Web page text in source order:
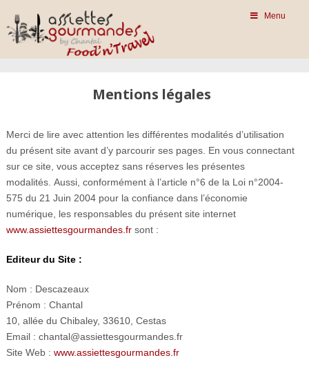
Menu
Mentions légales
Merci de lire avec attention les différentes modalités d’utilisation
du présent site avant d’y parcourir ses pages. En vous connectant
sur ce site, vous acceptez sans réserves les présentes
modalités. Aussi, conformément à l’article n°6 de la Loi n°2004-
575 du 21 Juin 2004 pour la confiance dans l’économie
numérique, les responsables du présent site internet
www.assiettesgourmandes.frsont :
Editeur du Site :
Nom : Descazeaux
Prénom : Chantal
10, allée du Chibaley, 33610, Cestas
Email : chantal@assiettesgourmandes.fr
Site Web : www.assiettesgourmandes.fr